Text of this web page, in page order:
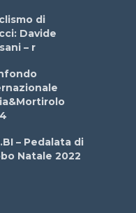
di
Davide
– r
– Pedalata di
Natale 2022